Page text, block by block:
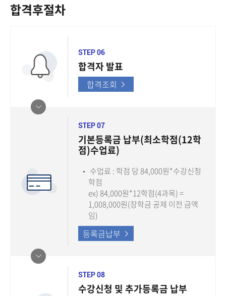
합격후절차
STEP 06
합격자 발표
합격조회
STEP 07
기본등록금 납부(최소학점(12학
점)수업료)
수업료 : 학점 당 84,000원*수강신청
학점
ex) 84,000원*12학점(4과목) =
1,008,000원(장학금 공제 이전 금액
임)
등록금납부
STEP 08
수강신청 및 추가등록금 납부